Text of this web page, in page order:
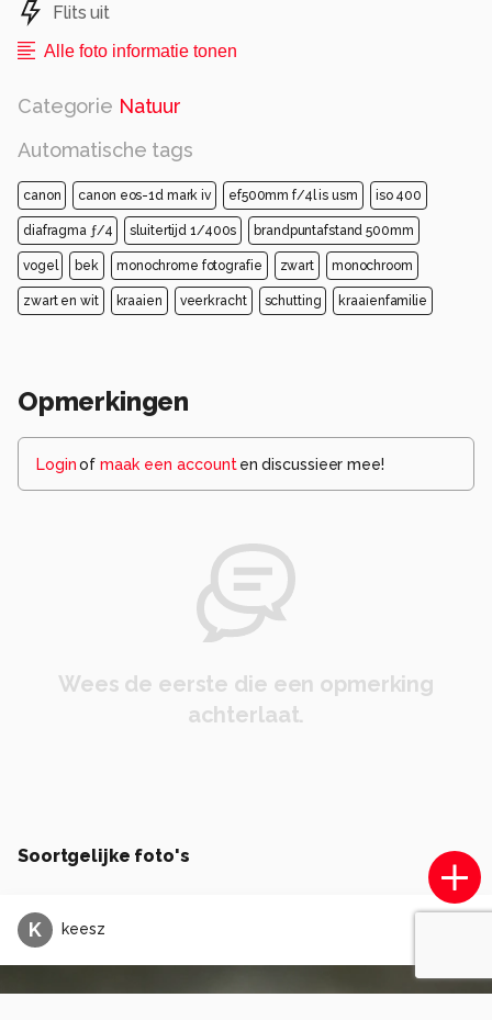
Flits uit
Alle foto informatie tonen
Categorie Natuur
Automatische tags
canon canon eos-1d mark iv ef500mm f/4l is usm iso 400
diafragma ƒ/4 sluitertijd 1/400s brandpuntafstand 500mm
vogel bek monochrome fotografie zwart monochroom
zwart en wit kraaien veerkracht schutting kraaienfamilie
Opmerkingen
Loginof maak een account en discussieer mee!
Wees de eerste die een opmerking
achterlaat.
Soortgelijke foto's
K keesz